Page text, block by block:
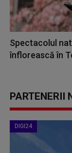
Spectacolul
înflorească în
PARTENERII
DIGI24